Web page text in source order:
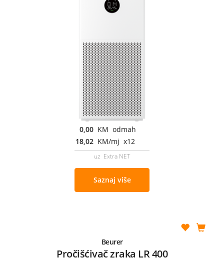
0,00 KM odmah
18,02 KM/mj x12
uz Extra NET
Saznaj više
Beurer
Pročišćivač zraka LR 400